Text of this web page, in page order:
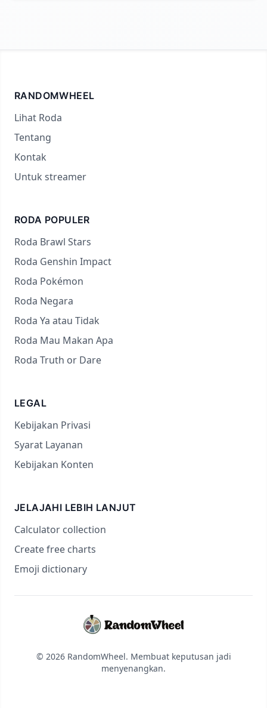
RANDOMWHEEL
Lihat Roda
Tentang
Kontak
Untuk streamer
RODA POPULER
Roda Brawl Stars
Roda Genshin Impact
Roda Pokémon
Roda Negara
Roda Ya atau Tidak
Roda Mau Makan Apa
Roda Truth or Dare
LEGAL
Kebijakan Privasi
Syarat Layanan
Kebijakan Konten
JELAJAHI LEBIH LANJUT
Calculator collection
Create free charts
Emoji dictionary
© 2026 RandomWheel. Membuat keputusan jadi
menyenangkan.